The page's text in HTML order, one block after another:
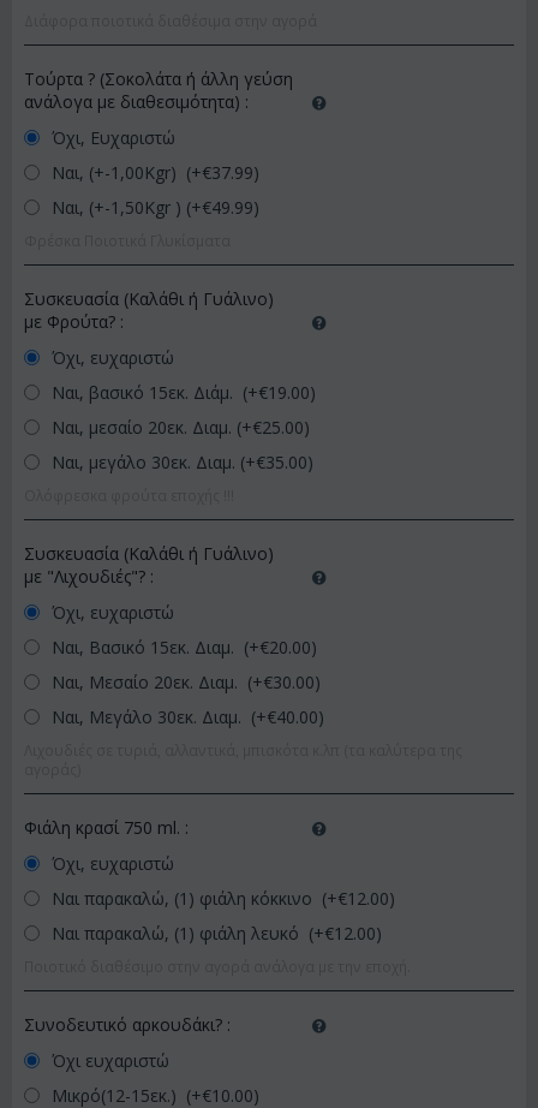
Τούρτα ? (Σοκολάτα ή άλλη γεύση
ανάλογα με διαθεσιμότητα) :
Όχι, Ευχαριστώ
Ναι, (+-1,00Kgr) (+€37.99)
Ναι, (+-1,50Kgr ) (+€49.99)
Συσκευασία (Καλάθι ή Γυάλινο)
με Φρούτα? :
Όχι, ευχαριστώ
Ναι, βασικό 15εκ. Διάμ. (+€19.00)
Ναι, μεσαίο 20εκ. Διαμ. (+€25.00)
Ναι, μεγάλο 30εκ. Διαμ. (+€35.00)
Συσκευασία (Καλάθι ή Γυάλινο)
με "Λιχουδιές"? :
Όχι, ευχαριστώ
Ναι, Βασικό 15εκ. Διαμ. (+€20.00)
Ναι, Μεσαίο 20εκ. Διαμ. (+€30.00)
Ναι, Μεγάλο 30εκ. Διαμ. (+€40.00)
Φιάλη κρασί 750 ml. :
Όχι, ευχαριστώ
Ναι παρακαλώ, (1) φιάλη κόκκινο (+€12.00)
Ναι παρακαλώ, (1) φιάλη λευκό (+€12.00)
Συνοδευτικό αρκουδάκι? :
Όχι ευχαριστώ
Μικρό(12-15εκ.) (+€10.00)